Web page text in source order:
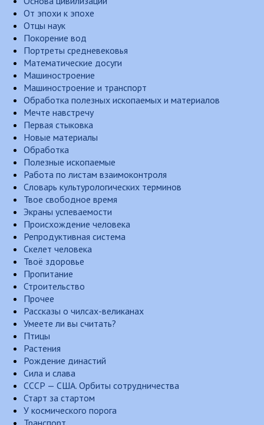
От эпохи к эпохе
Отцы наук
Покорение вод
Портреты средневековья
Математические досуги
Машиностроение
Машиностроение и транспорт
Обработка полезных ископаемых и материалов
Мечте навстречу
Первая стыковка
Новые материалы
Обработка
Полезные ископаемые
Работа по листам взаимоконтроля
Словарь культурологических терминов
Твое свободное время
Экраны успеваемости
Происхождение человека
Репродуктивная система
Скелет человека
Твоё здоровье
Пропитание
Строительство
Прочее
Рассказы о чилсах-великанах
Умеете ли вы считать?
Птицы
Растения
Рождение династий
Сила и слава
СССР — США. Орбиты сотрудничества
Старт за стартом
У космического порога
Транспорт